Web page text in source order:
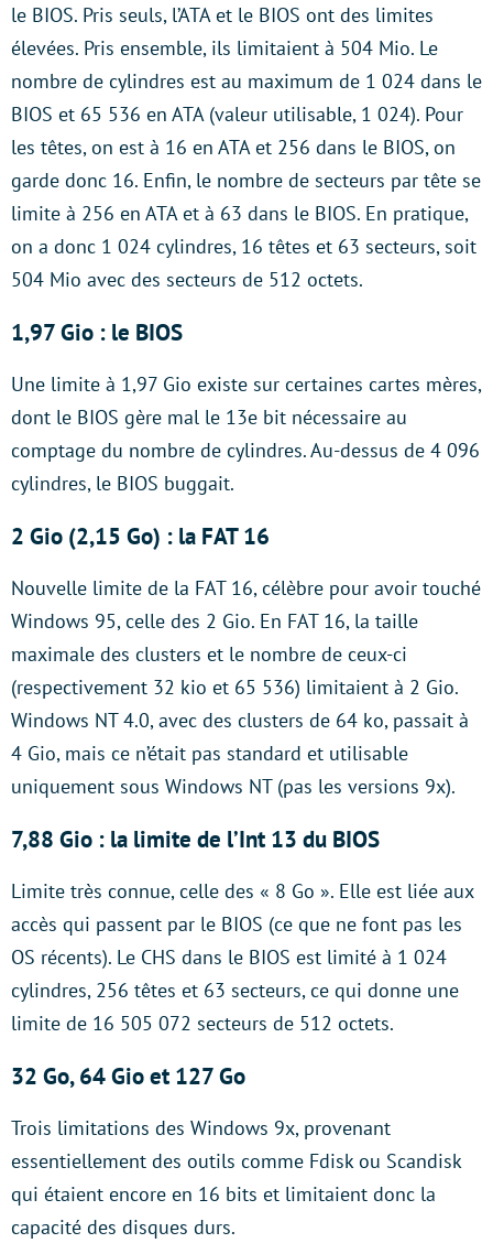
le BIOS. Pris seuls, l’ATA et le BIOS ont des limites
élevées. Pris ensemble, ils limitaient à 504 Mio. Le
nombre de cylindres est au maximum de 1 024 dans le
BIOS et 65 536 en ATA (valeur utilisable, 1 024). Pour
les têtes, on est à 16 en ATA et 256 dans le BIOS, on
garde donc 16. Enfin, le nombre de secteurs par tête se
limite à 256 en ATA et à 63 dans le BIOS. En pratique,
on a donc 1 024 cylindres, 16 têtes et 63 secteurs, soit
504 Mio avec des secteurs de 512 octets.
1,97 Gio : le BIOS
Une limite à 1,97 Gio existe sur certaines cartes mères,
dont le BIOS gère mal le 13e bit nécessaire au
comptage du nombre de cylindres. Au-dessus de 4 096
cylindres, le BIOS buggait.
2 Gio (2,15 Go) : la FAT 16
Nouvelle limite de la FAT 16, célèbre pour avoir touché
Windows 95, celle des 2 Gio. En FAT 16, la taille
maximale des clusters et le nombre de ceux-ci
(respectivement 32 kio et 65 536) limitaient à 2 Gio.
Windows NT 4.0, avec des clusters de 64 ko, passait à
4 Gio, mais ce n’était pas standard et utilisable
uniquement sous Windows NT (pas les versions 9x).
7,88 Gio : la limite de l’Int 13 du BIOS
Limite très connue, celle des « 8 Go ». Elle est liée aux
accès qui passent par le BIOS (ce que ne font pas les
OS récents). Le CHS dans le BIOS est limité à 1 024
cylindres, 256 têtes et 63 secteurs, ce qui donne une
limite de 16 505 072 secteurs de 512 octets.
32 Go, 64 Gio et 127 Go
Trois limitations des Windows 9x, provenant
essentiellement des outils comme Fdisk ou Scandisk
qui étaient encore en 16 bits et limitaient donc la
capacité des disques durs.